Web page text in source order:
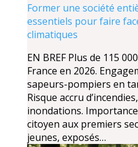
Former une société
essentiels pour faire
climatiques
EN BREF Plus de 115
France en 2026.
sapeurs-pompiers en
Risque accru
inondations.
citoyen aux premiers
jeunes, exposés…